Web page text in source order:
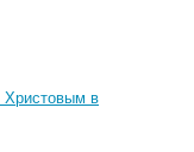
Христовым в